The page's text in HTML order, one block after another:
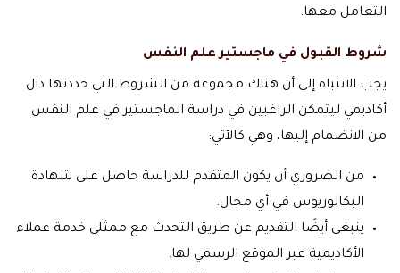
التعامل معها.
شروط القبول في ماجستير علم النفس
يجب الانتباه إلى أن هناك مجموعة من الشروط التي حددتها دال
أكاديمي ليتمكن الراغبين في دراسة الماجستير في علم النفس
من الانضمام إليها، وهي كالآتي:
من الضروري أن يكون المتقدم للدراسة حاصل على شهادة
البكالوريوس في أي مجال.
ينبغي أيضًا التقديم عن طريق التحدث مع ممثلي خدمة عملاء
الأكاديمية عبر الموقع الرسمي لها.